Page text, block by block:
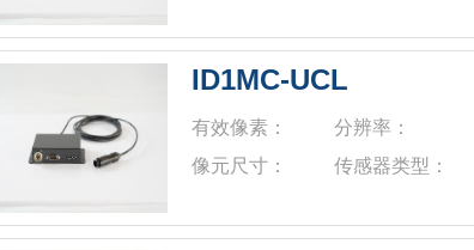
ID1MC-UCL
有效像素： 分辨率：
像元尺寸：
传感器类型：